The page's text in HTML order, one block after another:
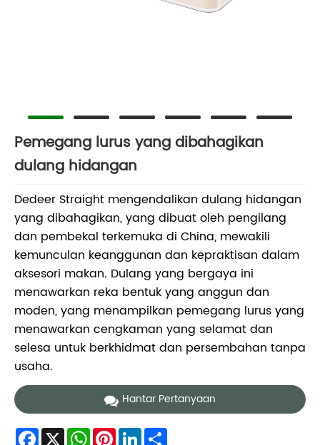
Pemegang lurus yang dibahagikan
dulang hidangan
Dedeer Straight mengendalikan dulang hidangan
yang dibahagikan, yang dibuat oleh pengilang
dan pembekal terkemuka di China, mewakili
kemunculan keanggunan dan kepraktisan dalam
aksesori makan. Dulang yang bergaya ini
menawarkan reka bentuk yang anggun dan
moden, yang menampilkan pemegang lurus yang
menawarkan cengkaman yang selamat dan
selesa untuk berkhidmat dan persembahan tanpa
usaha.
Hantar Pertanyaan
Facebook
X WhatsApp
Pinterest
LinkedIn